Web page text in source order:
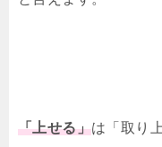
「上せる」は「取り